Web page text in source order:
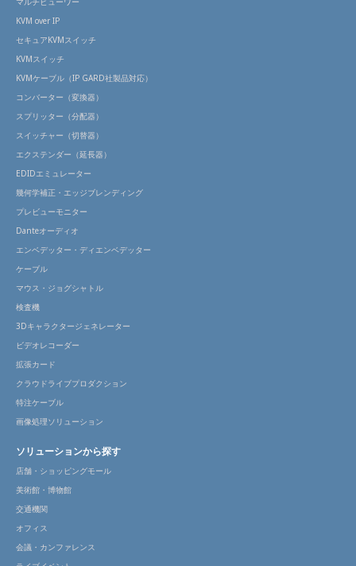
KVM over IP
セキュアKVMスイッチ
KVMスイッチ
KVMケーブル（IP GARD社製品対応）
コンバーター（変換器）
スプリッター（分配器）
スイッチャー（切替器）
エクステンダー（延長器）
EDIDエミュレーター
幾何学補正・エッジブレンディング
プレビューモニター
Danteオーディオ
エンベデッター・ディエンベデッター
ケーブル
マウス・ジョグシャトル
検査機
3Dキャラクタージェネレーター
ビデオレコーダー
拡張カード
クラウドライブプロダクション
特注ケーブル
画像処理ソリューション
ソリューションから探す
店舗・ショッピングモール
美術館・博物館
交通機関
オフィス
会議・カンファレンス